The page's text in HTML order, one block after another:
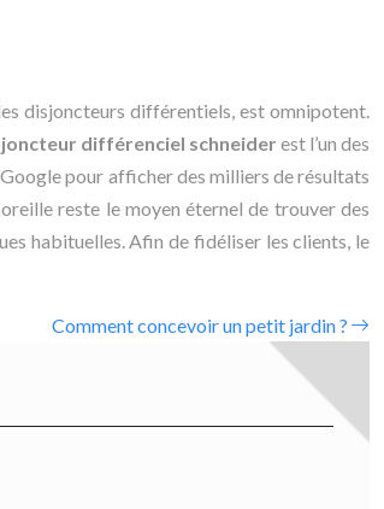
disjoncteurs différentiels, est omnipotent.
différenciel schneider est l’un des
pour afficher des milliers de résultats
reste le moyen éternel de trouver des
habituelles. Afin de fidéliser les clients, le
Comment concevoir un petit jardin ?